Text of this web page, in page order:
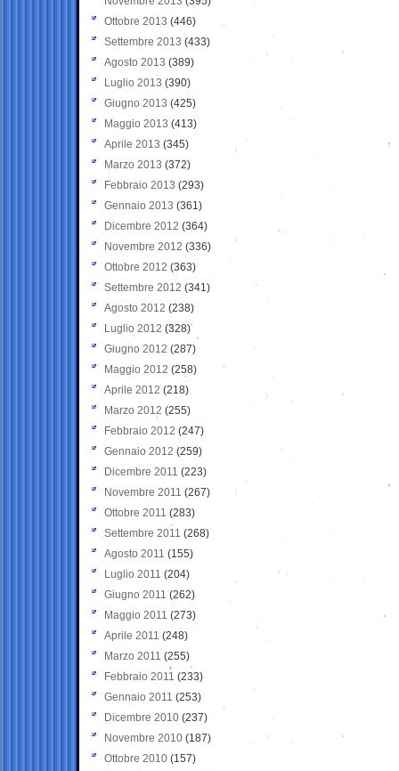
Ottobre 2013 (446)
Settembre 2013 (433)
Agosto 2013 (389)
Luglio 2013 (390)
Giugno 2013 (425)
Maggio 2013 (413)
Aprile 2013 (345)
Marzo 2013 (372)
Febbraio 2013 (293)
Gennaio 2013 (361)
Dicembre 2012 (364)
Novembre 2012 (336)
Ottobre 2012 (363)
Settembre 2012 (341)
Agosto 2012 (238)
Luglio 2012 (328)
Giugno 2012 (287)
Maggio 2012 (258)
Aprile 2012 (218)
Marzo 2012 (255)
Febbraio 2012 (247)
Gennaio 2012 (259)
Dicembre 2011 (223)
Novembre 2011 (267)
Ottobre 2011 (283)
Settembre 2011 (268)
Agosto 2011 (155)
Luglio 2011 (204)
Giugno 2011 (262)
Maggio 2011 (273)
Aprile 2011 (248)
Marzo 2011 (255)
Febbraio 2011 (233)
Gennaio 2011 (253)
Dicembre 2010 (237)
Novembre 2010 (187)
Ottobre 2010 (157)